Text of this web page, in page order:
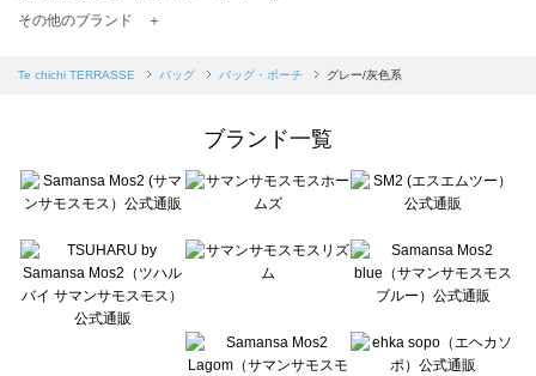
Samansa Mos2 blue（サマンサモスモス ブルー）のバッグ・ポーチ一覧
sō4ū（ソウフォーユー）のバッグ・ポーチ一覧
Te chichi（テチチ）のバッグ・ポーチ一覧
Te chichi CLASSIC（テチチ クラシック）のバッグ・ポーチ一覧
Lugnoncure（ルノンキュール）のバッグ・ポーチ一覧
BETTY'S BLUE（べティーズブルー）のバッグ・ポーチ一覧
Wpc.（ワールドパーティー）のバッグ・ポーチ一覧
その他のブランド ＋
Te chichi TERRASSE バッグ バッグ・ポーチ グレー/灰色系
ブランド一覧